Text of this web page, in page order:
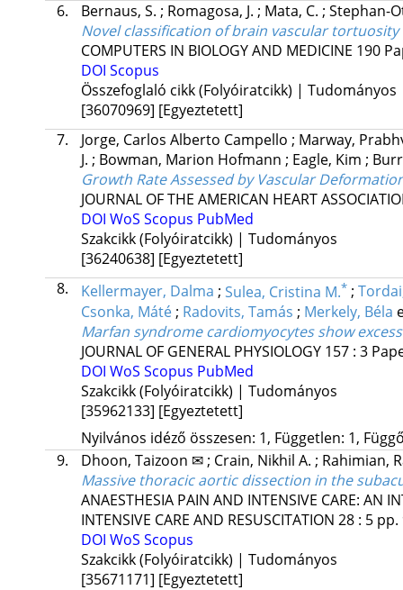
6.
Bernaus, S. ; Romagosa, J. ; Mata, C. ; Stephan-
Novel classification of brain vascular
COMPUTERS IN BIOLOGY AND MEDICINE 190
DOI Scopus
Összefoglaló cikk (Folyóiratcikk) | Tudományos
[36070969] [Egyeztetett]
7.
Jorge, Carlos Alberto Campello ; Marway,
J. ; Bowman, Marion Hofmann ; Eagle, Kim ;
Growth Rate Assessed by Vascular
JOURNAL OF THE AMERICAN HEART
DOI WoS Scopus PubMed
Szakcikk (Folyóiratcikk) | Tudományos
[36240638] [Egyeztetett]
8.
Kellermayer, Dalma ; Sulea, Cristina M.* ;
Csonka, Máté ; Radovits, Tamás ; Merkely, Béla
Marfan syndrome cardiomyocytes show
JOURNAL OF GENERAL PHYSIOLOGY 157: 3
DOI WoS Scopus PubMed
Szakcikk (Folyóiratcikk) | Tudományos
[35962133] [Egyeztetett]
Nyilvános idéző összesen: 1, Független: 1,
9.
Dhoon, Taizoon ✉ ; Crain, Nikhil A. ; Rahimian,
Massive thoracic aortic dissection in the
ANAESTHESIA PAIN AND INTENSIVE CARE: AN
INTENSIVE CARE AND RESUSCITATION 28: 5 pp.
DOI WoS Scopus
Szakcikk (Folyóiratcikk) | Tudományos
[35671171] [Egyeztetett]